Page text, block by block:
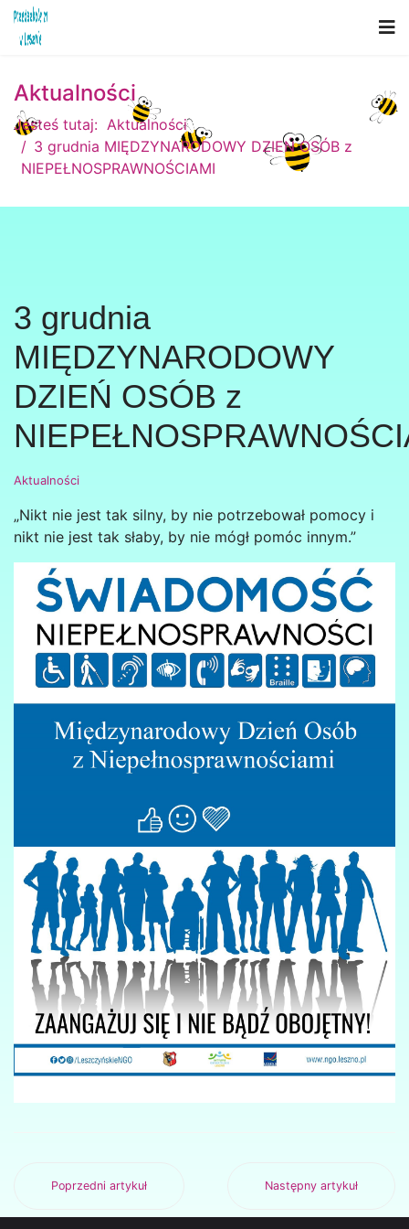
Aktualności
Jesteś tutaj: Aktualności
3 grudnia MIĘDZYNARODOWY DZIEŃ OSÓB z
NIEPEŁNOSPRAWNOŚCIAMI
3 grudnia
MIĘDZYNARODOWY
DZIEŃ OSÓB z
Aktualności
„Nikt nie jest tak silny, by nie potrzebował pomocy i
nikt nie jest tak słaby, by nie mógł pomóc innym.”
Poprzedni artykuł Następny artykuł